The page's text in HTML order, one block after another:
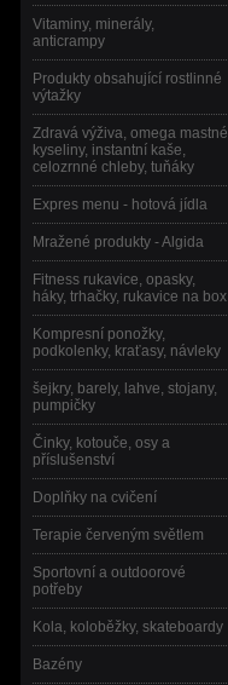
Vitaminy, minerály,
anticrampy
Produkty obsahující rostlinné
výtažky
Zdravá výživa, omega mastné
kyseliny, instantní kaše,
celozrnné chleby, tuňáky
Expres menu - hotová jídla
Mražené produkty - Algida
Fitness rukavice, opasky,
háky, trhačky, rukavice na box
Kompresní ponožky,
podkolenky, kraťasy, návleky
šejkry, barely, lahve, stojany,
pumpičky
Činky, kotouče, osy a
příslušenství
Doplňky na cvičení
Terapie červeným světlem
Sportovní a outdoorové
potřeby
Kola, koloběžky, skateboardy
Bazény